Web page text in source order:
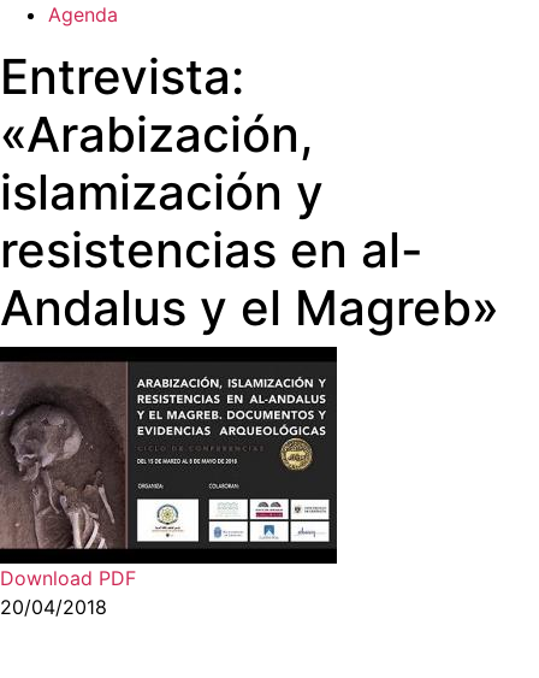
Agenda
Entrevista:
«Arabización,
islamización y
resistencias en al-
Andalus y el Magreb»
Download PDF
20/04/2018